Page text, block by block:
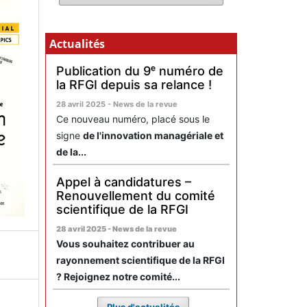
Actualités
Publication du 9ᵉ numéro de
la RFGI depuis sa relance !
28 avril 2025 - News de la revue
Ce nouveau numéro, placé sous le
signe de l'innovation managériale et
de la...
Appel à candidatures –
Renouvellement du comité
scientifique de la RFGI
28 avril 2025 - News de la revue
Vous souhaitez contribuer au
rayonnement scientifique de la RFGI
? Rejoignez notre comité...